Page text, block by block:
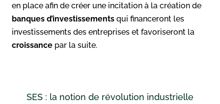
en place afin de créer une incitation à la création de
banques d’investissements qui financeront les
investissements des entreprises et favoriseront la
croissance par la suite.
SES : la notion de révolution industrielle